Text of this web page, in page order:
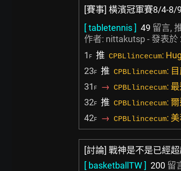
[賽事] 橫濱冠軍賽8/4-8/9
[ tabletennis ] 49 留言,
作者: nittakutsp- 發表於
1 F 推 CPBLlincecum:
23F 推 CPBLlincecum:
31 F → CPBLlincecum:
32F 推 CPBLlincecum:
42F → CPBLlincecum:
[討論] 戰神是不是已經
[ basketballTW ] 200 留